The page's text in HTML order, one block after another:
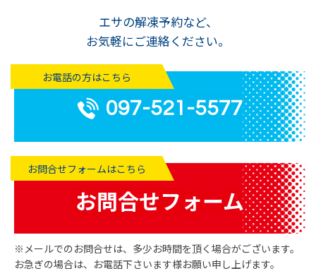
エサの解凍予約など、
お気軽にご連絡ください。
お電話の方はこちら
097-521-5577
お問合せフォームはこちら
お問合せフォーム
※メールでのお問合せは、多少お時間を頂く場合がございます。
お急ぎの場合は、お電話下さいます様お願い申し上げます。